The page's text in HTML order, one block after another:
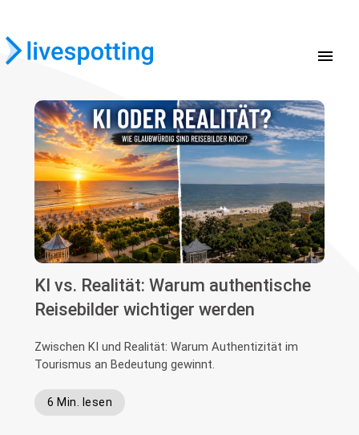
menu
KI vs. Realität: Warum authentische
Reisebilder wichtiger werden
Zwischen KI und Realität: Warum Authentizität im
Tourismus an Bedeutung gewinnt.
6 Min. lesen